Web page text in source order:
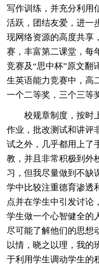
写作训练，并充分利用
活跃，团结友爱，进一
现网络资源的高度共享
赛，丰富第二课堂，每
竞赛及“思中杯”原文翻
生英语能力竞赛中，高
一个二等奖，三个三等
校规章制度，按时
作业，批改测试和讲评
试之外，几乎都用上了
教，并且非常积极到外
习，但我尽量做到不缺
学中比较注重德育渗透
点并在学生中引发讨论
学生做一个心智健全的
尽可能了解他们的思想
以情，晓之以理，我的
于利用学生调动学生的